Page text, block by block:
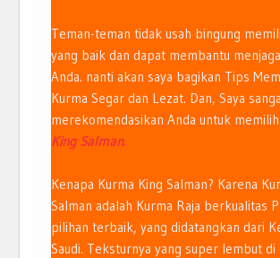
Teman-teman tidak usah bingung
yang baik dan dapat membantu
Anda. nanti akan saya bagikan Tips
Kurma Segar dan Lezat. Dan, Saya
merekomendasikan Anda untuk memilih
King Salman.
Kenapa Kurma King Salman? Karena
Salman adalah Kurma Raja berkualitas
pilihan terbaik, yang didatangkan dari
Saudi. Teksturnya yang super lembut di